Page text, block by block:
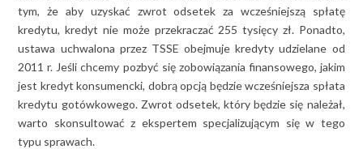
tym, że aby uzyskać zwrot odsetek za wcześniejszą spłatę
kredytu, kredyt nie może przekraczać 255 tysięcy zł. Ponadto,
ustawa uchwalona przez TSSE obejmuje kredyty udzielane od
2011 r. Jeśli chcemy pozbyć się zobowiązania finansowego, jakim
jest kredyt konsumencki, dobrą opcją będzie wcześniejsza spłata
kredytu gotówkowego. Zwrot odsetek, który będzie się należał,
warto skonsultować z ekspertem specjalizującym się w tego
typu sprawach.